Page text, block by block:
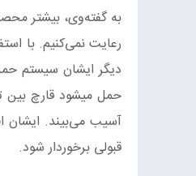
به گفته‌وی، بیشتر
رعایت نمی‌کنیم. با
دیگر ایشان سیستم
حمل میشود قارچ بین
آسیب می‌بیند. ایشان
قبولی برخوردار شود.